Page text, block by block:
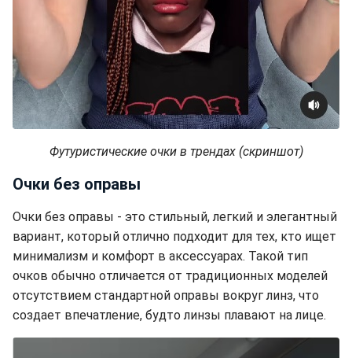
Футуристические очки в трендах (скриншот)
Очки без оправы
Очки без оправы - это стильный, легкий и элегантный
вариант, который отлично подходит для тех, кто ищет
минимализм и комфорт в аксессуарах. Такой тип
очков обычно отличается от традиционных моделей
отсутствием стандартной оправы вокруг линз, что
создает впечатление, будто линзы плавают на лице.